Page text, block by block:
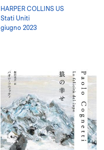
HARPER COLLINS US
Stati Uniti
giugno 2023